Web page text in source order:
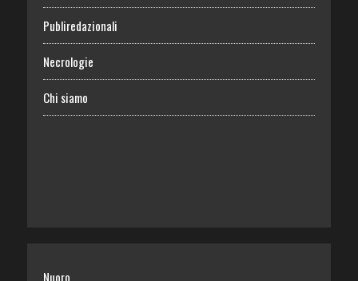
Publiredazionali
Necrologie
Chi siamo
Nuoro